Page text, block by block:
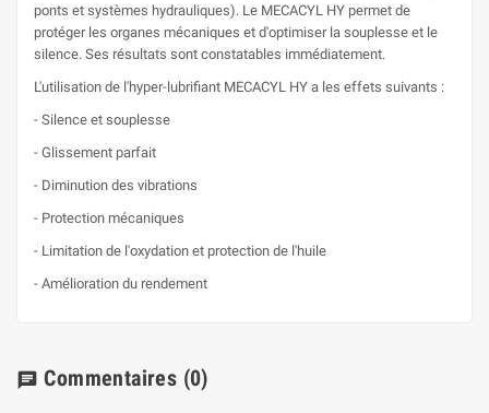
ponts et systèmes hydrauliques). Le MECACYL HY permet de
protéger les organes mécaniques et d'optimiser la souplesse et le
silence. Ses résultats sont constatables immédiatement.
L'utilisation de l'hyper-lubrifiant MECACYL HY a les effets suivants :
- Silence et souplesse
- Glissement parfait
- Diminution des vibrations
- Protection mécaniques
- Limitation de l'oxydation et protection de l'huile
- Amélioration du rendement
chat Commentaires (0)